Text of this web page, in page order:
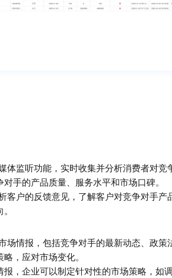
体监听功能，实时收集并分析消费者对竞
手的产品质量、服务水平和市场口碑。
客户的反馈意见，了解客户对竞争对手产
场情报，包括竞争对手的最新动态、政策
，应对市场变化。
，企业可以制定针对性的市场策略，如